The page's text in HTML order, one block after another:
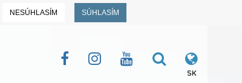
NESÚHLASÍM SÚHLASÍM
SK